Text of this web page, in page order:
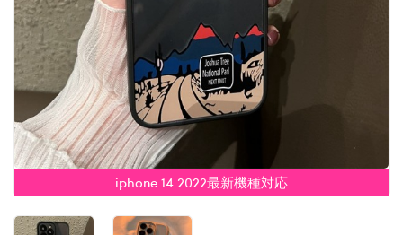
iphone 14 2022最新機種対応